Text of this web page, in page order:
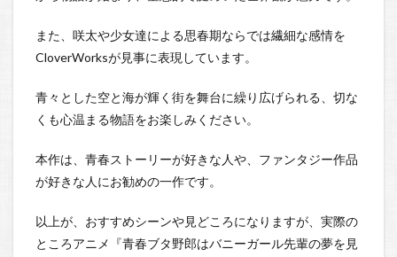
また、咲太や少女達による思春期ならでは繊細な感情を
CloverWorksが見事に表現しています。
青々とした空と海が輝く街を舞台に繰り広げられる、切な
くも心温まる物語をお楽しみください。
本作は、青春ストーリーが好きな人や、ファンタジー作品
が好きな人にお勧めの一作です。
以上が、おすすめシーンや見どころになりますが、実際の
ところアニメ『青春ブタ野郎はバニーガール先輩の夢を見